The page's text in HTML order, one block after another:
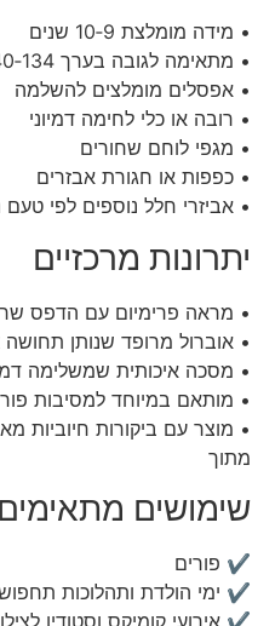
• מידה מומלצת 9‑10 שנים
• מתאימה לגובה בערך 134‑140 ס"מ
• אפסלים מומלצים להשלמה
• רובה או כלי לחימה דמיוני
• מגפי לוחם שחורים
• כפפות או חגורת אבזרים
• אביזרי חלל נוספים לפי טעם
יתרונות מרכזיים
• מראה פרימיום עם הדפס
• אוברול מרופד שנותן תחושה
• מסכה איכותית שמשלימה
• מותאם במיוחד למסיבות
מתוך
שימושים מתאימים
✔ פורים
✔ ימי הולדת ותהלוכות
✔ אירועי קומיקס וסטודיו